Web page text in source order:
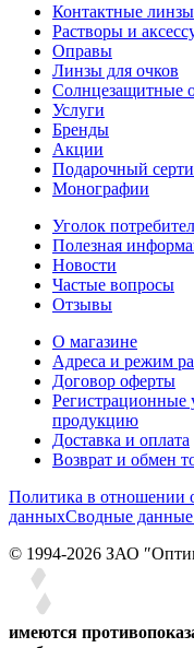
Контактные линзы
Растворы и
Оправы
Линзы для очков
Солнцезащитные
Услуги
Бренды
Акции
Подарочный
Монографии
Уголок
Полезная
Новости
Частые вопросы
Отзывы
О магазине
Адреса и режим
Договор оферты
Регистрационные
продукцию
Доставка и оплата
Возврат и обмен
Политика в отношении
данныхСводные
© 1994-2026 ЗАО
имеются